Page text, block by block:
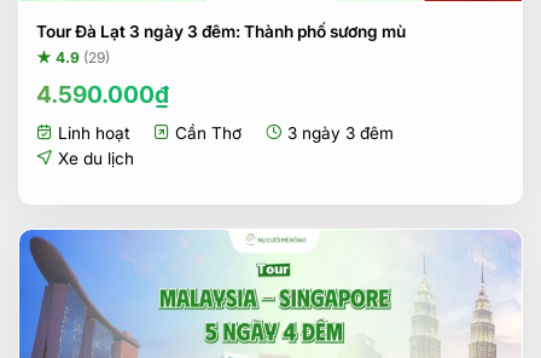
Tour Đà Lạt 3 ngày 3 đêm: Thành phố sương mù
★ 4.9 (29)
4.590.000₫
Linh hoạt Cần Thơ
3 ngày 3 đêm
Xe du lịch